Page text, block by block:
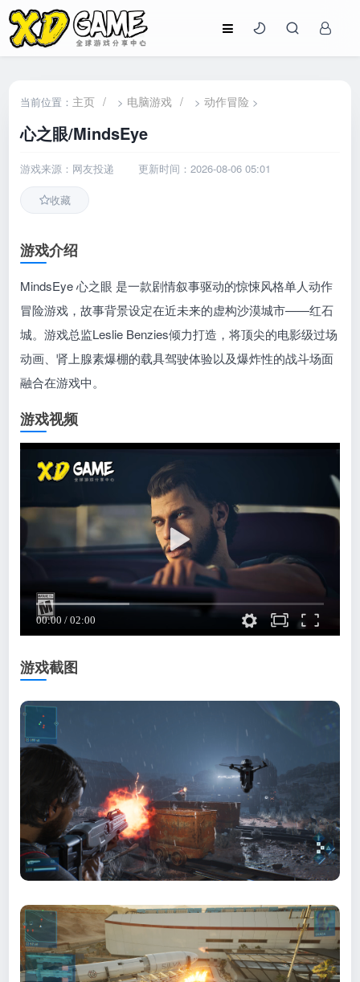
当前位置： 主页 / > 电脑游戏 / >动作冒险 >
心之眼/MindsEye
游戏来源：网友投递 更新时间：2026-08-06 05:01
收藏
游戏介绍
MindsEye 心之眼 是一款剧情叙事驱动的惊悚风格单人动作
冒险游戏，故事背景设定在近未来的虚构沙漠城市——红石
城。游戏总监Leslie Benzies倾力打造，将顶尖的电影级过场
动画、肾上腺素爆棚的载具驾驶体验以及爆炸性的战斗场面
融合在游戏中。
游戏视频
游戏截图